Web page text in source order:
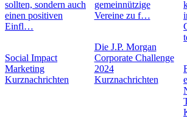
sollten, sondern auch
einen positiven
Einfl…
Social Impact
Marketing
Kurznachrichten
gemeinnützige
Vereine zu f…
Die J.P. Morgan
Corporate Challenge
2024
Kurznachrichten